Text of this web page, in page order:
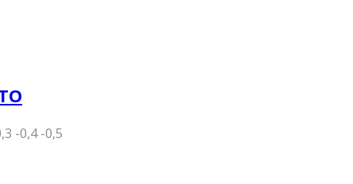
-0,4 -0,5